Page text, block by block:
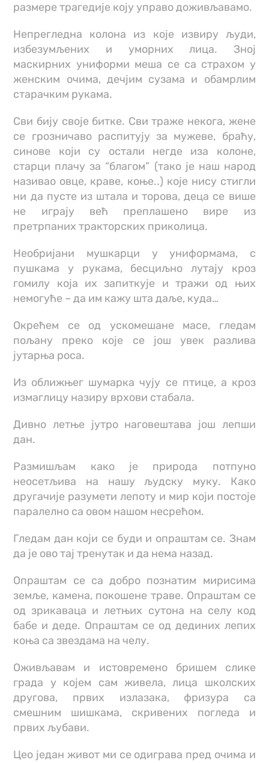
размере трагедије коју управо доживљавамо.
Непрегледна колона из које извиру људи,
избезумљених и уморних лица. Зној
маскирних униформи меша се са страхом у
женским очима, дечјим сузама и обамрлим
старачким рукама.
Сви бију своје битке. Сви траже некога, жене
се грозничаво распитују за мужеве, браћу,
синове који су остали негде иза колоне,
старци плачу за “благом” (тако је наш народ
називао овце, краве, коње..) које нису стигли
ни да пусте из штала и торова, деца се више
не играју већ преплашено вире из
претрпаних тракторских приколица.
Необријани мушкарци у униформама, с
пушкама у рукама, бесциљно лутају кроз
гомилу која их запиткује и тражи од њих
немогуће – да им кажу шта даље, куда…
Окрећем се од ускомешане масе, гледам
пољану преко које се још увек разлива
јутарња роса.
Из оближњег шумарка чују се птице, а кроз
измаглицу назиру врхови стабала.
Дивно летње јутро наговештава још лепши
дан.
Размишљам како је природа потпуно
неосетљива на нашу људску муку. Како
другачије разумети лепоту и мир који постоје
паралелно са овом нашом несрећом.
Гледам дан који се буди и опраштам се. Знам
да је ово тај тренутак и да нема назад.
Опраштам се са добро познатим мирисима
земље, камена, покошене траве. Опраштам се
од зрикаваца и летњих сутона на селу код
бабе и деде. Опраштам се од дединих лепих
коња са звездама на челу.
Оживљавам и истовремено бришем слике
града у којем сам живела, лица школских
другова, првих излазака, фризура са
смешним шишкама, скривених погледа и
првих љубави.
Цео један живот ми се одиграва пред очима и